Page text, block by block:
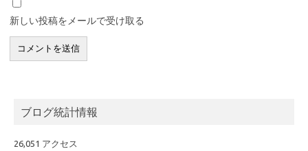
新しい投稿をメールで受け取る
ブログ統計情報
26,051 アクセス